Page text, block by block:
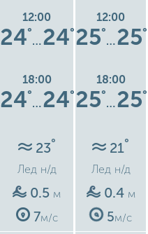
12:00
24°
…24°
18:00
24°
…24°
23°
Лед н/д
0.5 м
7м/с
12:00
25°
…25°
18:00
25°
…25°
21°
Лед н/д
0.4 м
5м/с